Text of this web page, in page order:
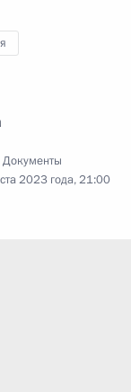
Документы
2023 года, 21:00